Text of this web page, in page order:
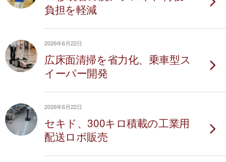
負担を軽減
2026年6月22日
広床面清掃を省力化、乗車型ス
イーパー開発
2026年6月22日
セキド、300キロ積載の工業用
配送ロボ販売